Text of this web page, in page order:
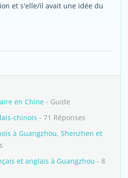
et s'elle/il avait une idée du
en Chine - Guide
chinois - 71 Réponses
à Guangzhou, Shenzhen et
et anglais à Guangzhou - 8